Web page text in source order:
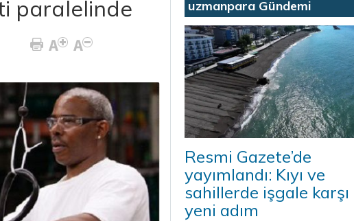
paralelinde uzmanpara Gündemi
Resmi Gazete’de
yayımlandı: Kıyı ve
sahillerde işgale karşı
yeni adım